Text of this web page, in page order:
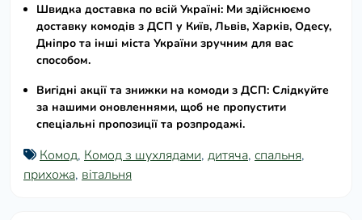
Швидка доставка по всій Україні: Ми здійснюємо
доставку комодів з ДСП у Київ, Львів, Харків, Одесу,
Дніпро та інші міста України зручним для вас
способом.
Вигідні акції та знижки на комоди з ДСП: Слідкуйте
за нашими оновленнями, щоб не пропустити
спеціальні пропозиції та розпродажі.
Комод, Комод з шухлядами, дитяча, спальня,
прихожа, вітальня